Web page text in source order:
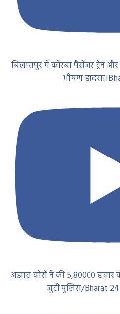
बिलासपुर में कोरबा पैसेंजर ट्रेन
भीषण
अज्ञात चोरों ने की 5,80000 हज़ार
जुटी पुलिस/Bharat